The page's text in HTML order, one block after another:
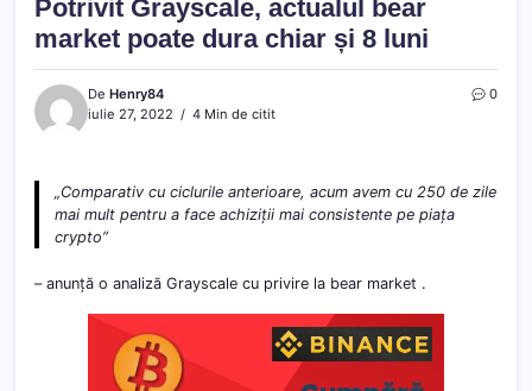
Potrivit Grayscale, actualul bear
market poate dura chiar și 8 luni
De Henry84
iulie 27, 2022
4 Min de citit
0
„Comparativ cu ciclurile anterioare, acum avem cu 250 de zile
mai mult pentru a face achiziții mai consistente pe piața
crypto”
– anunță o analiză Grayscale cu privire la bear market .